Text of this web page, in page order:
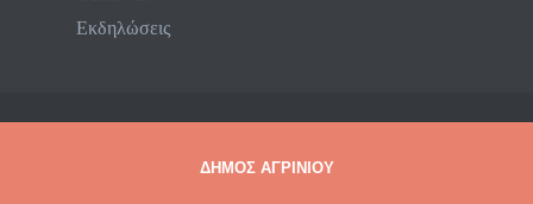
Εκδηλώσεις
ΔΗΜΟΣ ΑΓΡΙΝΙΟΥ